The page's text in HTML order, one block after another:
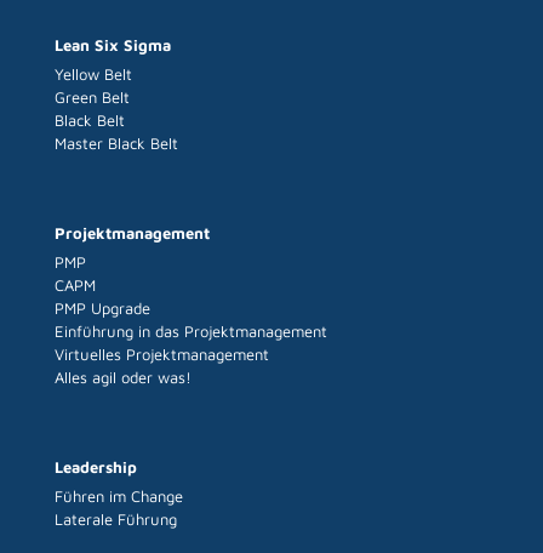
Lean Six Sigma
Yellow Belt
Green Belt
Black Belt
Master Black Belt
Projektmanagement
PMP
CAPM
PMP Upgrade
Einführung in das Projektmanagement
Virtuelles Projektmanagement
Alles agil oder was!
Leadership
Führen im Change
Laterale Führung